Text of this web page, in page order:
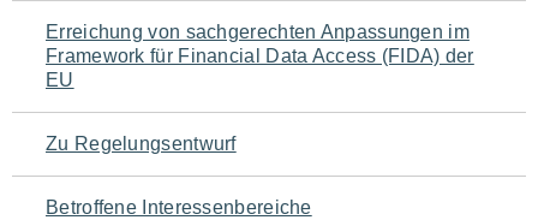
Navigation
für
den
Seiteninhalt
Erreichung von sachgerechten Anpassungen im
Framework für Financial Data Access (FIDA) der
EU
Zu Regelungsentwurf
Betroffene Interessenbereiche